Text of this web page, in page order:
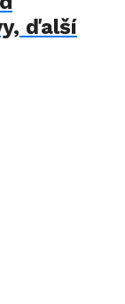
ďalší